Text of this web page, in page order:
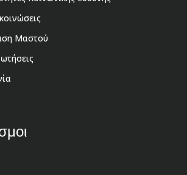
Μαστού